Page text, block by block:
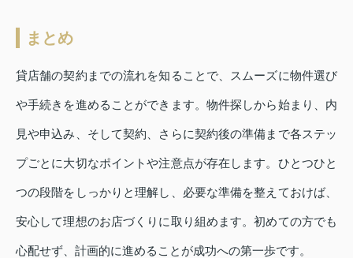
まとめ
貸店舗の契約までの流れを知ることで、スムーズに物件選び
や手続きを進めることができます。物件探しから始まり、内
見や申込み、そして契約、さらに契約後の準備まで各ステッ
プごとに大切なポイントや注意点が存在します。ひとつひと
つの段階をしっかりと理解し、必要な準備を整えておけば、
安心して理想のお店づくりに取り組めます。初めての方でも
心配せず、計画的に進めることが成功への第一歩です。